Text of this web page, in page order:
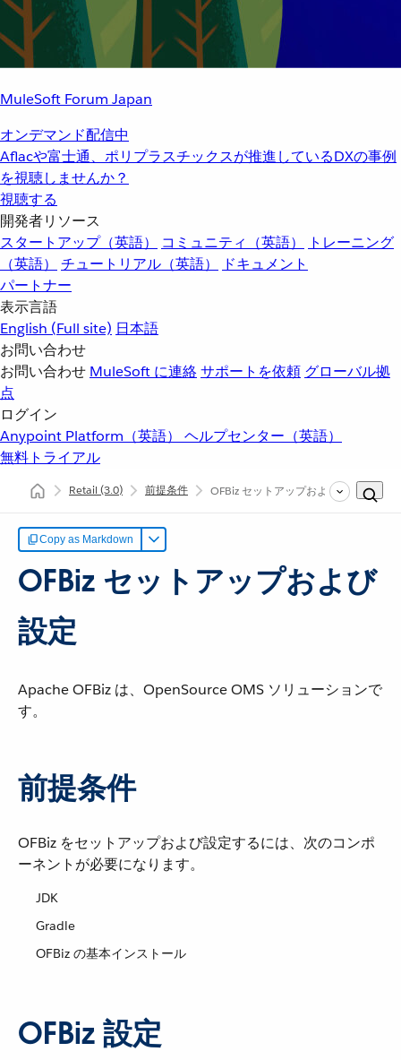
MuleSoft Forum Japan
オンデマンド配信中
Aflacや富士通、ポリプラスチックスが推進しているDXの事例
を視聴しませんか？
視聴する
開発者リソース
スタートアップ（英語）
コミュニティ（英語）
トレーニング
（英語）
チュートリアル（英語）
ドキュメント
パートナー
表示言語
English (Full site) 日本語
お問い合わせ
お問い合わせ MuleSoft に連絡サポートを依頼 グローバル拠
点
ログイン
Anypoint Platform（英語） ヘルプセンター（英語）
無料トライアル
Retail (3.0) 前提条件 OFBiz セットアップおよび設定
Copy as Markdown
OFBiz セットアップおよび
設定
Apache OFBiz は、OpenSource OMS ソリューションで
す。
前提条件
OFBiz をセットアップおよび設定するには、次のコンポ
ーネントが必要になります。
JDK
Gradle
OFBiz の基本インストール
OFBiz 設定